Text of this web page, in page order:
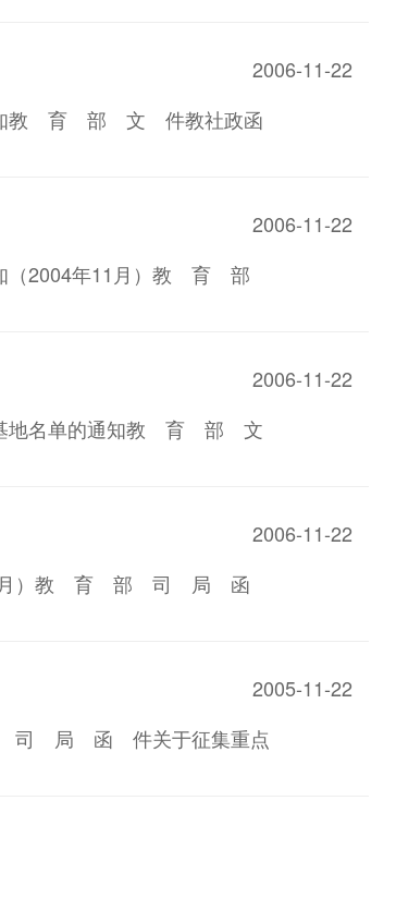
2006-11-22
通知教 育 部 文 件教社政函
2006-11-22
知（2004年11月）教 育 部
2006-11-22
基地名单的通知教 育 部 文
2006-11-22
年10月）教 育 部 司 局 函
2005-11-22
部 司 局 函 件关于征集重点